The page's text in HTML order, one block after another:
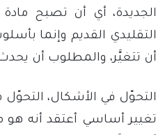
الجديدة، أي أن تصبح مادة
التقليدي القديم وإنما
أن تتغيَّر، والمطلوب أن
التحوّل في الأشكال،
تغيير أساسي أعتقد أنه هو